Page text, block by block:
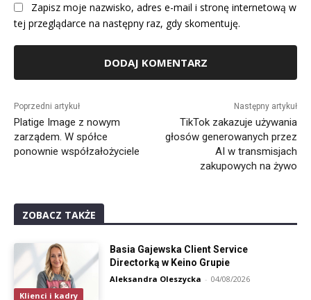
Zapisz moje nazwisko, adres e-mail i stronę internetową w
tej przeglądarce na następny raz, gdy skomentuję.
Poprzedni artykuł
Platige Image z nowym
zarządem. W spółce
ponownie współzałożyciele
Następny artykuł
TikTok zakazuje używania
głosów generowanych przez
AI w transmisjach
zakupowych na żywo
ZOBACZ TAKŻE
Klienci i kadry
Basia Gajewska Client Service
Directorką w Keino Grupie
Aleksandra Oleszycka - 04/08/2026